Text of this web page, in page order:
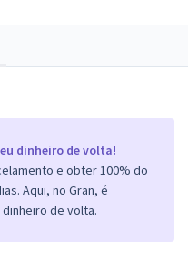
dinheiro de volta!
e obter 100% do
Aqui, no Gran, é
de volta.